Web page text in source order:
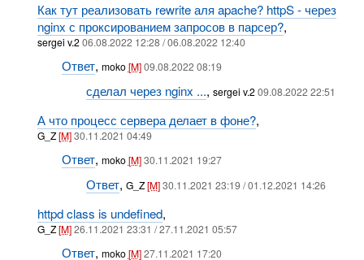
Как тут реализовать rewrite аля apache? httpS - через
nginx с проксированием запросов в парсер?,
sergei v.206.08.2022 12:28 / 06.08.2022 12:40
Ответ, moko[M]09.08.2022 08:19
сделал через nginx ...,sergei v.209.08.2022 22:51
А что процесс сервера делает в фоне?,
G_Z[M] 30.11.2021 04:49
Ответ, moko[M]30.11.2021 19:27
Ответ,G_Z[M]30.11.2021 23:19 / 01.12.2021 14:26
httpd class is undefined,
G_Z[M] 26.11.2021 23:31 / 27.11.2021 05:57
Ответ, moko[M]27.11.2021 17:20